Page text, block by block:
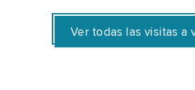
Ver todas las visitas a